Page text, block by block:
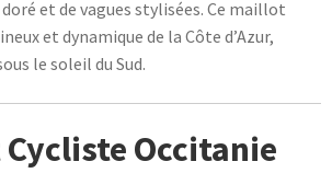
et de vagues stylisées. Ce maillot
et dynamique de la Côte d’Azur,
le soleil du Sud.
Occitanie